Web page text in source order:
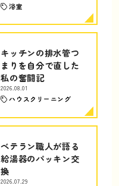
浴室
キッチンの排水管つ
まりを自分で直した
私の奮闘記
2026.08.01
ハウスクリーニング
ベテラン職人が語る
給湯器のパッキン交
換
2026.07.29